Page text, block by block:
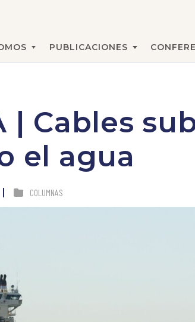
PUBLICACIONES
BUSCAR
| Cables
el agua
COLUMNAS